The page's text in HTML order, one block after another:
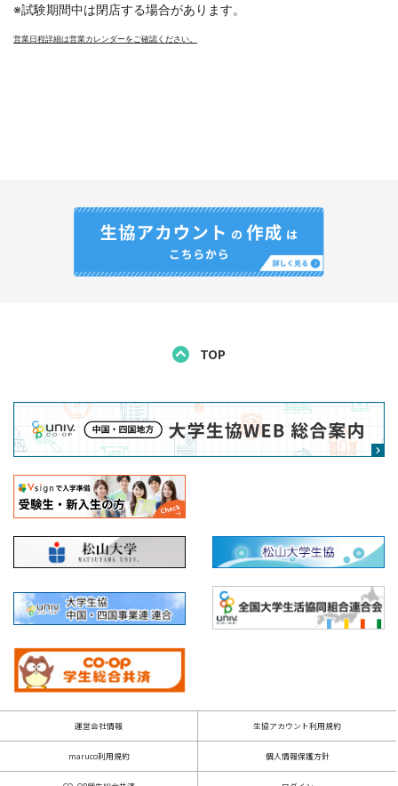
※試験期間中は閉店する場合があります。
営業日程詳細は営業カレンダーをご確認ください。
TOP
運営会社情報 生協アカウント利用規約
maruco利用規約 個人情報保護方針